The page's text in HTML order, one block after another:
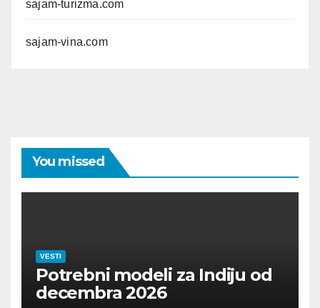
sajam-turizma.com
sajam-vina.com
You missed
VESTI
Potrebni modeli za Indiju od
decembra 2026